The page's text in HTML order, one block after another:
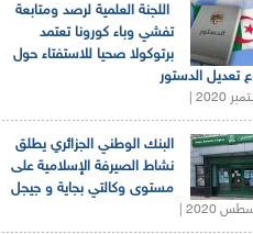
اللجنة العلمية لرصد ومتابعة
تفشي وباء كورونا تعتمد
برتوكولا صحيا للاستفتاء حول
تعديل الدستور
البنك الوطني الجزائري يطلق
نشاط الصيرفة الإسلامية على
مستوى وكالتي بجاية و جيجل